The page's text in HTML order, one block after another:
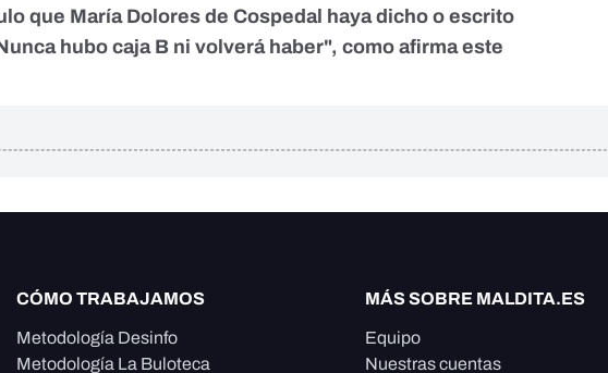
que María Dolores de Cospedal haya dicho o escrito
hubo caja B ni volverá haber", como afirma este
CÓMO TRABAJAMOS
Metodología Desinfo
Metodología La Buloteca
MÁS SOBRE MALDITA.ES
Equipo
Nuestras cuentas